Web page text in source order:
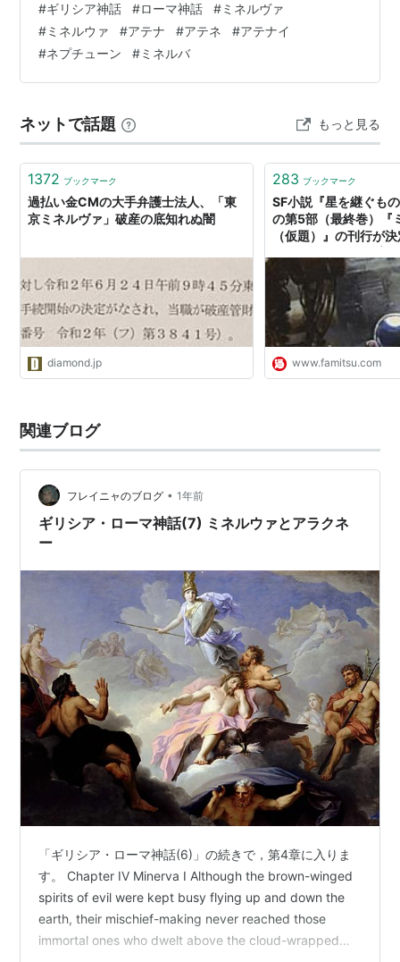
Parnassus upon an unpeopled land. Citi…
#ギリシア神話 #ローマ神話 #ミネルヴァ
#ミネルウァ #アテナ #アテネ #アテナイ
#ネプチューン #ミネルバ
ネットで話題 もっと見る
1372 ブックマーク
過払い金CMの大手弁護士法人、「東
京ミネルヴァ」破産の底知れぬ闇
diamond.jp
283 ブックマーク
SF小説『星を継ぐも
の第5部（最終巻）『
（仮題）』の刊行が
エンタメ最新情報の
www.famitsu.com
関連ブログ
フレイニャのブログ • 1年前
ギリシア・ローマ神話(7) ミネルウァとアラクネ
ー
「ギリシア・ローマ神話(6)」の続きで，第4章に入りま
す。 Chapter IV Minerva I Although the brown-winged
spirits of evil were kept busy flying up and down the
earth, their mischief-making never reached those
immortal ones who dwelt above the cloud-wrapped